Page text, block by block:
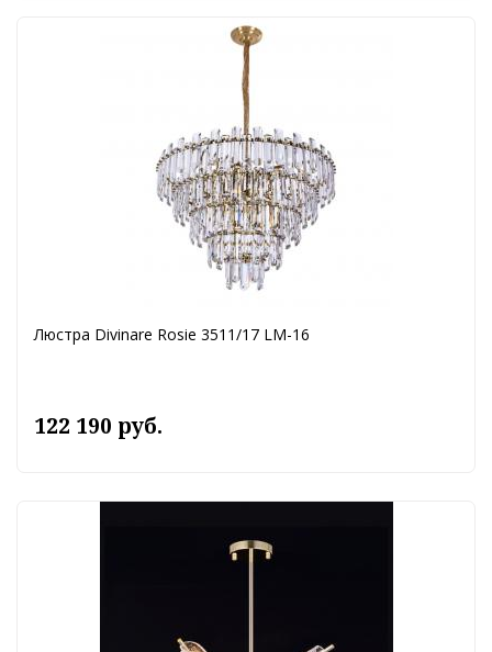
Люстра Divinare Rosie 3511/17 LM-16
122 190 руб.